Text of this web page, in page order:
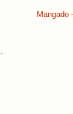
Mangado